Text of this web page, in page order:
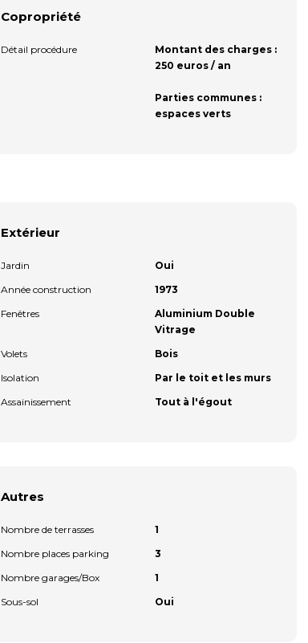
Copropriété
Détail procédure
Montant des charges :
250 euros / an
Parties communes :
espaces verts
Extérieur
Jardin
Oui
Année construction
1973
Fenêtres
Aluminium Double
Vitrage
Volets
Bois
Isolation
Par le toit et les murs
Assainissement
Tout à l'égout
Autres
Nombre de terrasses
1
Nombre places parking
3
Nombre garages/Box
1
Sous-sol
Oui